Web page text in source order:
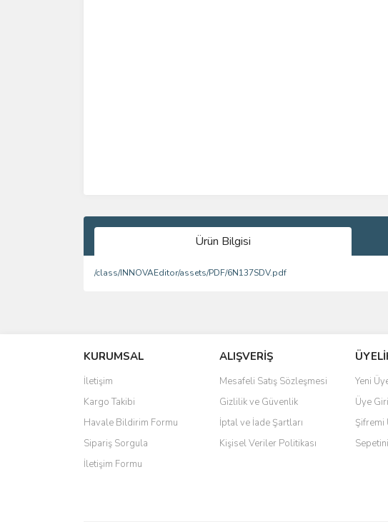
Ürün Bilgisi
/class/INNOVAEditor/assets/PDF/6N137SDV.pdf
Ürün resmi kalitesiz, bozuk veya görüntülenemiyor.
Ürün açıklamasında eksik bilgiler bulunuyor.
Ürün bilgilerinde hatalar bulunuyor.
Ürün fiyatı diğer sitelerden daha pahalı.
Bu ürüne benzer farklı alternatifler olmalı.
KURUMSAL
İletişim
Kargo Takibi
Havale Bildirim Formu
Sipariş Sorgula
İletişim Formu
ALIŞVERİŞ
Mesafeli Satış Sözleşmesi
Gizlilik ve Güvenlik
İptal ve İade Şartları
Kişisel Veriler Politikası
Yeni
Üye
Şifremi